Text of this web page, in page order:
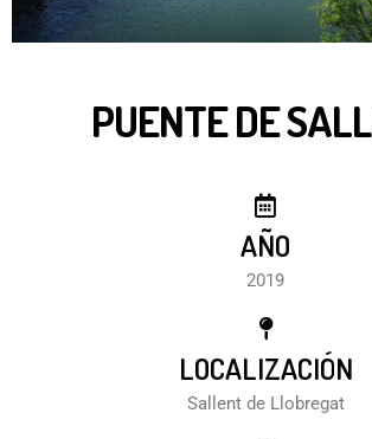
PUENTE DE
AÑO
2019
LOCALIZACIÓN
Sallent de Llobregat